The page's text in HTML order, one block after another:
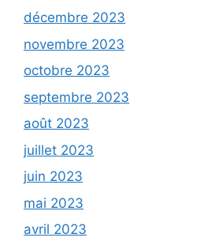
décembre 2023
novembre 2023
octobre 2023
septembre 2023
août 2023
juillet 2023
juin 2023
mai 2023
avril 2023